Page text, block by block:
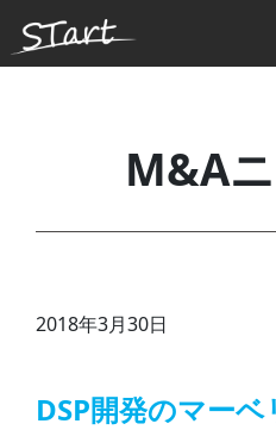
M&A
2018年3月30日
DSP開発のマー